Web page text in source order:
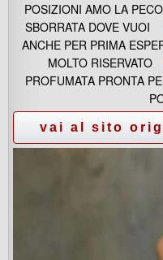
POSIZIONI AMO LA
SBORRATA DOVE VUOI
ANCHE PER PRIMA
MOLTO RISERVATO
PROFUMATA PRONTA